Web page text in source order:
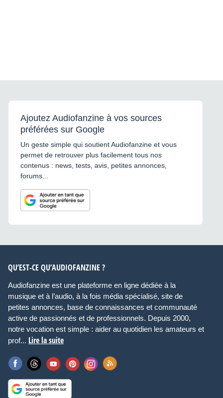
Ajoutez Audiofanzine à vos sources
préférées sur Google
Un geste simple qui soutient Audiofanzine et vous
permet de retrouver plus facilement tous nos
contenus : news, tests, avis, petites annonces,
forums...
QU’EST-CE QU’AUDIOFANZINE ?
Audiofanzine est une plateforme en ligne dédiée à la
musique et à l’audio, à la fois média spécialisé, site de
petites annonces, base de connaissances et communauté
active de passionnés et de professionnels. Depuis 2000,
notre vocation est simple : aider au quotidien les amateurs et
prof... Lire la suite